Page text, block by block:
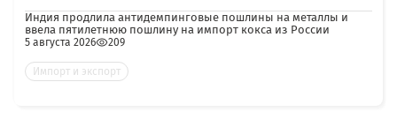
Индия продлила антидемпинговые пошлины на металлы и
ввела пятилетнюю пошлину на импорт кокса из России
5 августа 2026 209
Импорт и экспорт